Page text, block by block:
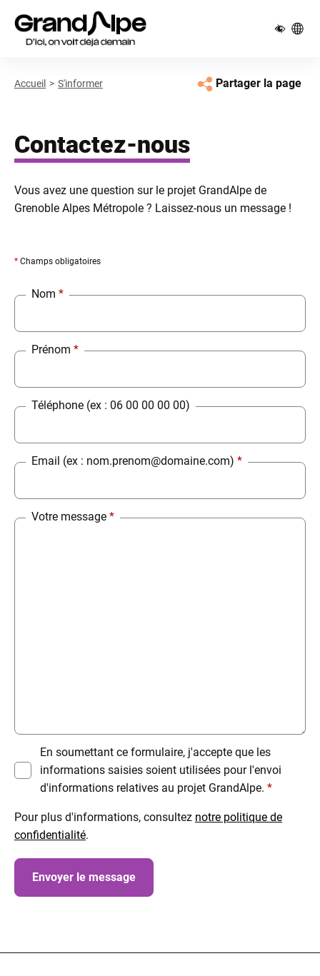
Accueil S'informer Partager la page
Contactez-nous
Vous avez une question sur le projet GrandAlpe de
Grenoble Alpes Métropole ? Laissez-nous un message !
* Champs obligatoires
Nom *
Prénom *
Téléphone (ex : 06 00 00 00 00)
Email (ex : nom.prenom@domaine.com) *
Votre message *
En soumettant ce formulaire, j'accepte que les
informations saisies soient utilisées pour l'envoi
d'informations relatives au projet GrandAlpe. *
Pour plus d'informations, consultez notre politique de
confidentialité.
Panneau de gestion des cookies